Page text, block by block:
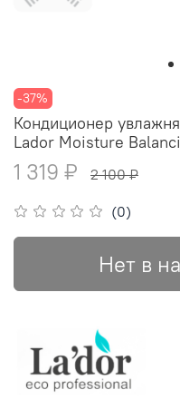
-37%
(0)
Кондиционер
Lador Moisture
1 319 ₽ 2 100 ₽
Нет в